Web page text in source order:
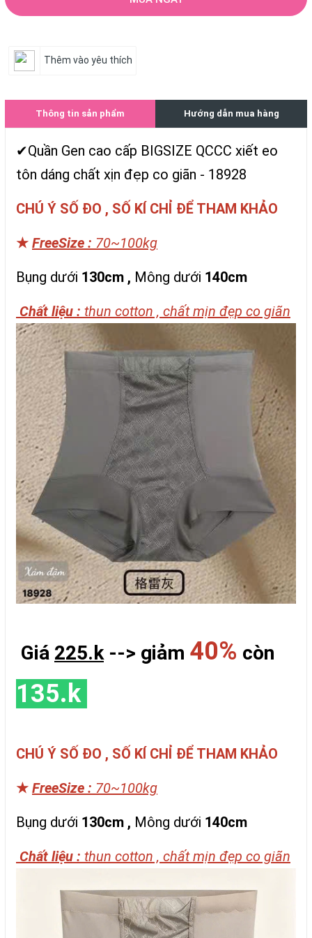
Thêm vào yêu thích
Thông tin sản phẩm Hướng dẫn mua hàng
✔Quần Gen cao cấp BIGSIZE QCCC xiết eo
tôn dáng chất xịn đẹp co giãn - 18928
CHÚ Ý SỐ ĐO , SỐ KÍ CHỈ ĐỂ THAM KHẢO
★ FreeSize : 70~100kg
Bụng dưới 130cm , Mông dưới 140cm
Chất liệu : thun cotton , chất mịn đẹp co giãn
Giá 225.k--> giảm 40% còn
135.k
CHÚ Ý SỐ ĐO , SỐ KÍ CHỈ ĐỂ THAM KHẢO
★ FreeSize : 70~100kg
Bụng dưới 130cm , Mông dưới 140cm
Chất liệu : thun cotton , chất mịn đẹp co giãn